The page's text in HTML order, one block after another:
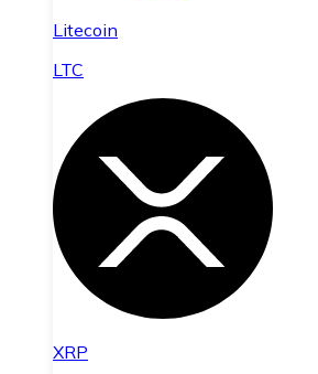
Litecoin
LTC
XRP